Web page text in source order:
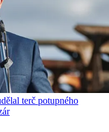
terč potupného